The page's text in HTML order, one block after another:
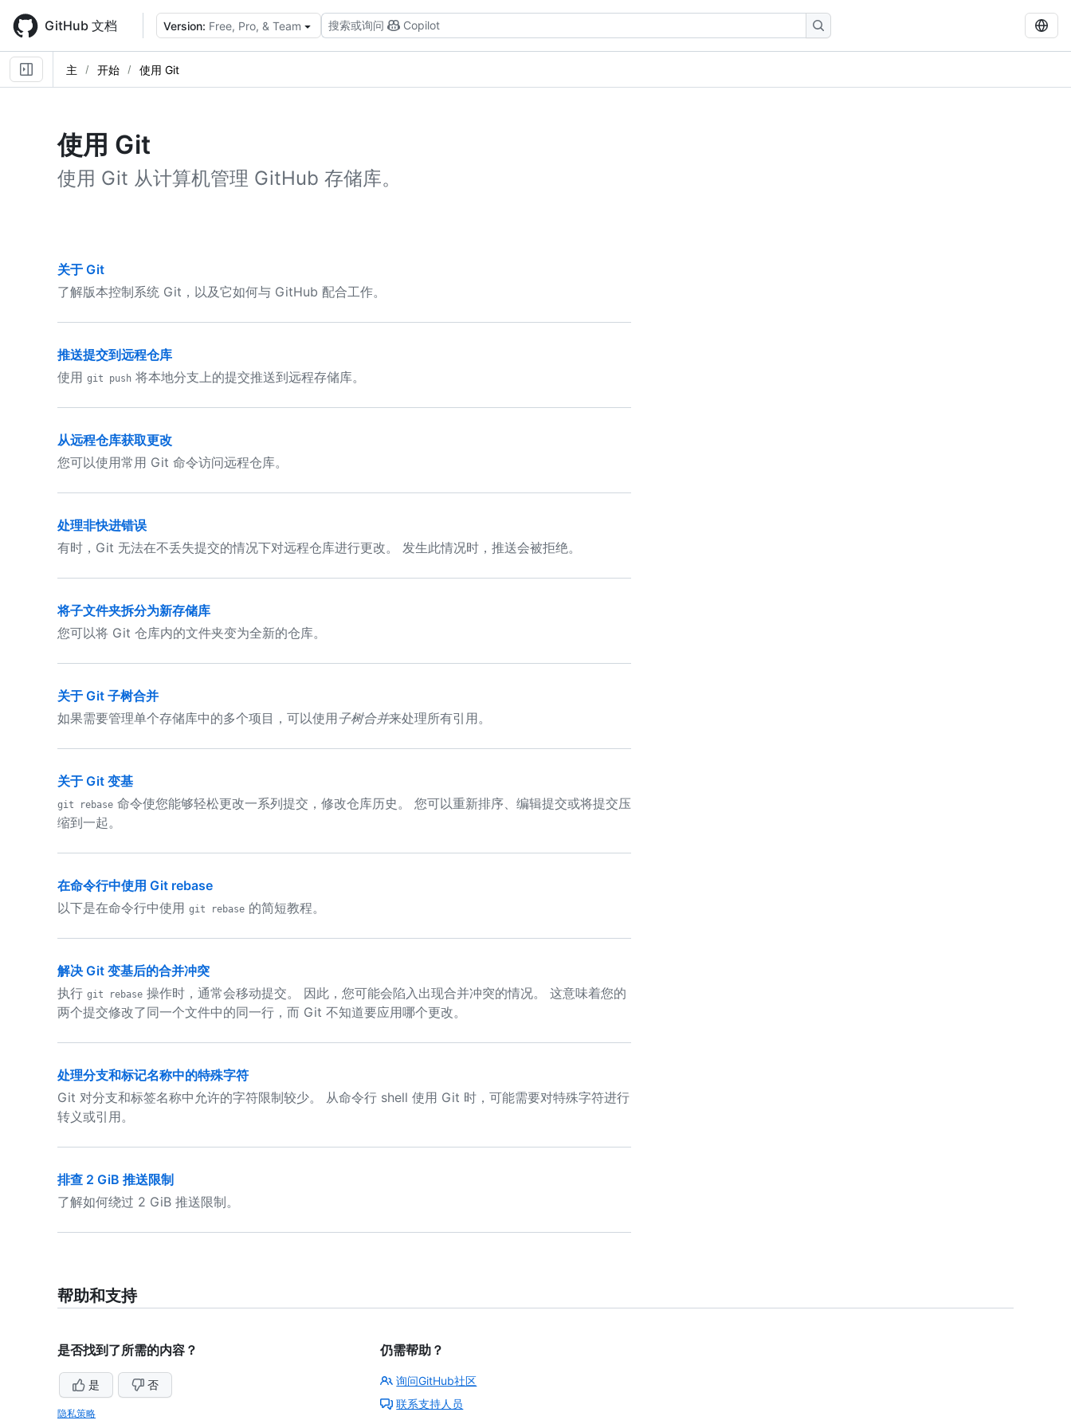
main
content
GitHub 文档 Version: Free, Pro, & Team 搜索或询问 Copilot
主 开始 使用 Git
使用 Git
使用 Git 从计算机管理 GitHub 存储库。
关于 Git
了解版本控制系统 Git，以及它如何与 GitHub 配合工作。
推送提交到远程仓库
使用 git push 将本地分支上的提交推送到远程存储库。
从远程仓库获取更改
您可以使用常用 Git 命令访问远程仓库。
处理非快进错误
有时，Git 无法在不丢失提交的情况下对远程仓库进行更改。 发生此情况时，推送会被拒绝。
将子文件夹拆分为新存储库
您可以将 Git 仓库内的文件夹变为全新的仓库。
关于 Git 子树合并
如果需要管理单个存储库中的多个项目，可以使用子树合并来处理所有引用。
关于 Git 变基
git rebase 命令使您能够轻松更改一系列提交，修改仓库历史。 您可以重新排序、编辑提交或将提交压
缩到一起。
在命令行中使用 Git rebase
以下是在命令行中使用 git rebase 的简短教程。
解决 Git 变基后的合并冲突
执行 git rebase 操作时，通常会移动提交。 因此，您可能会陷入出现合并冲突的情况。 这意味着您的
两个提交修改了同一个文件中的同一行，而 Git 不知道要应用哪个更改。
处理分支和标记名称中的特殊字符
Git 对分支和标签名称中允许的字符限制较少。 从命令行 shell 使用 Git 时，可能需要对特殊字符进行
转义或引用。
排查 2 GiB 推送限制
了解如何绕过 2 GiB 推送限制。
帮助和支持
是否找到了所需的内容？
是 否
隐私策略
仍需帮助？
询问GitHub社区
联系支持人员